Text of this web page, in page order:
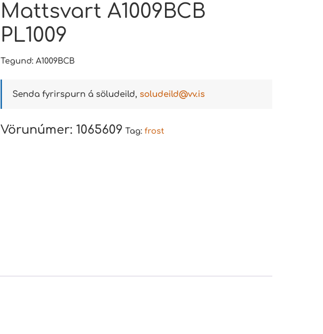
Mattsvart A1009BCB
PL1009
Tegund: A1009BCB
Senda fyrirspurn á söludeild, soludeild@vv.is
Vörunúmer: 1065609 Tag: frost